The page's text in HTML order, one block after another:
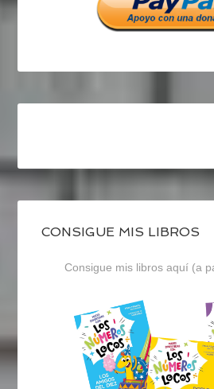
CONSIGUE MIS LIBROS
Consigue mis libros aquí (a